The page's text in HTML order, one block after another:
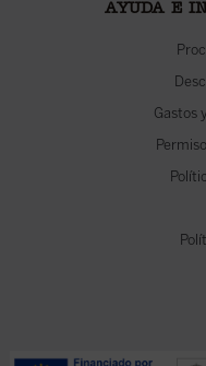
AYUDA E
Gastos